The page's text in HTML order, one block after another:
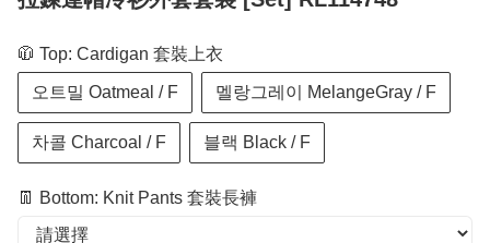
🧥 Top: Cardigan 套裝上衣
오트밀 Oatmeal / F 멜랑그레이 MelangeGray / F
차콜 Charcoal / F 블랙 Black / F
👖 Bottom: Knit Pants 套裝長褲